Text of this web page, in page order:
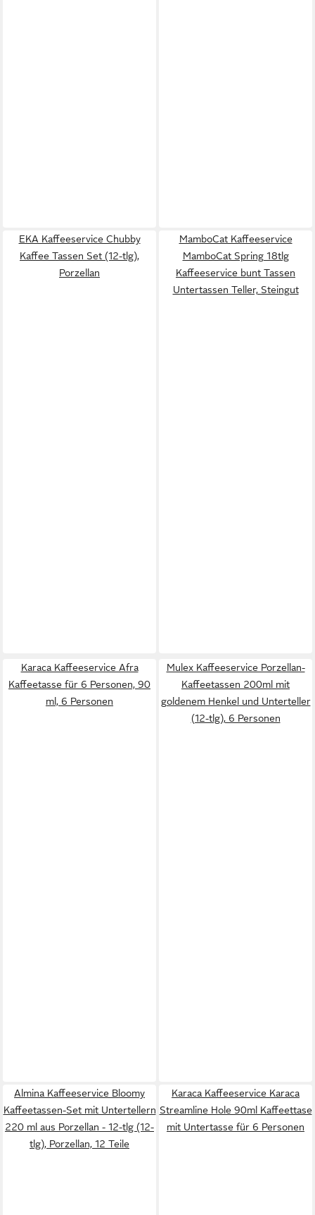
EKA Kaffeeservice Chubby
Kaffee Tassen Set (12-tlg),
Porzellan
MamboCat Kaffeeservice
MamboCat Spring 18tlg
Kaffeeservice bunt Tassen
Untertassen Teller, Steingut
Karaca Kaffeeservice Afra
Kaffeetasse für 6 Personen, 90
ml, 6 Personen
Mulex Kaffeeservice Porzellan-
Kaffeetassen 200ml mit
goldenem Henkel und Unterteller
(12-tlg), 6 Personen
Almina Kaffeeservice Bloomy
Kaffeetassen-Set mit Untertellern
220 ml aus Porzellan - 12-tlg (12-
tlg), Porzellan, 12 Teile
Karaca Kaffeeservice Karaca
Streamline Hole 90ml Kaffeettase
mit Untertasse für 6 Personen